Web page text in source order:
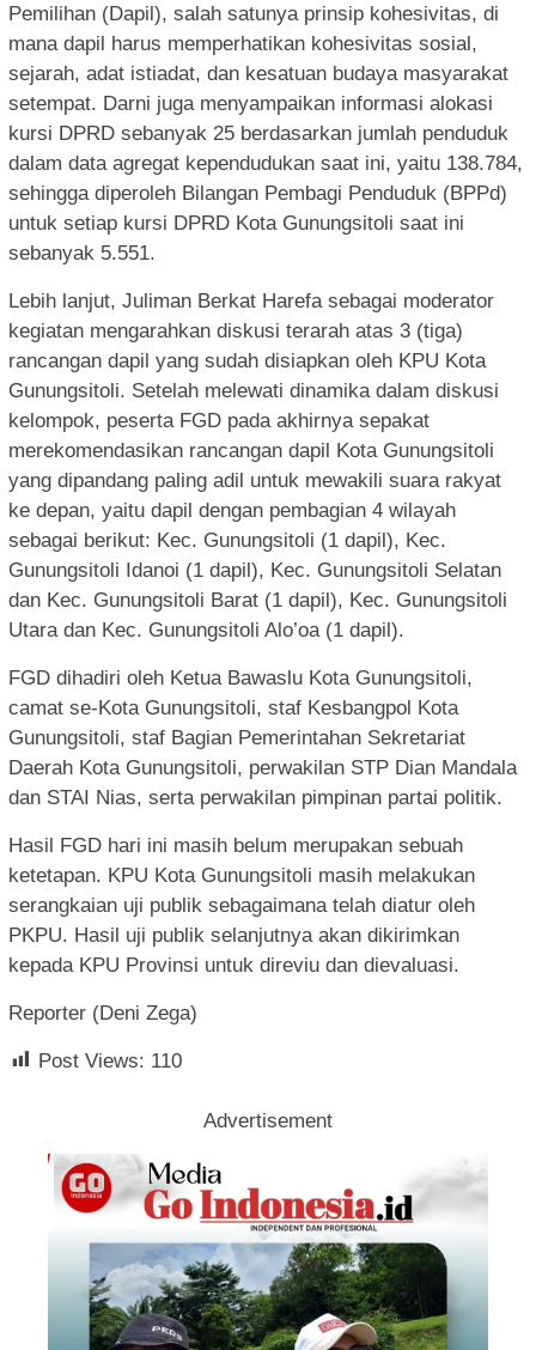
Pemilihan (Dapil), salah satunya prinsip kohesivitas, di
mana dapil harus memperhatikan kohesivitas sosial,
sejarah, adat istiadat, dan kesatuan budaya masyarakat
setempat. Darni juga menyampaikan informasi alokasi
kursi DPRD sebanyak 25 berdasarkan jumlah penduduk
dalam data agregat kependudukan saat ini, yaitu 138.784,
sehingga diperoleh Bilangan Pembagi Penduduk (BPPd)
untuk setiap kursi DPRD Kota Gunungsitoli saat ini
sebanyak 5.551.
Lebih lanjut, Juliman Berkat Harefa sebagai moderator
kegiatan mengarahkan diskusi terarah atas 3 (tiga)
rancangan dapil yang sudah disiapkan oleh KPU Kota
Gunungsitoli. Setelah melewati dinamika dalam diskusi
kelompok, peserta FGD pada akhirnya sepakat
merekomendasikan rancangan dapil Kota Gunungsitoli
yang dipandang paling adil untuk mewakili suara rakyat
ke depan, yaitu dapil dengan pembagian 4 wilayah
sebagai berikut: Kec. Gunungsitoli (1 dapil), Kec.
Gunungsitoli Idanoi (1 dapil), Kec. Gunungsitoli Selatan
dan Kec. Gunungsitoli Barat (1 dapil), Kec. Gunungsitoli
Utara dan Kec. Gunungsitoli Alo’oa (1 dapil).
FGD dihadiri oleh Ketua Bawaslu Kota Gunungsitoli,
camat se-Kota Gunungsitoli, staf Kesbangpol Kota
Gunungsitoli, staf Bagian Pemerintahan Sekretariat
Daerah Kota Gunungsitoli, perwakilan STP Dian Mandala
dan STAI Nias, serta perwakilan pimpinan partai politik.
Hasil FGD hari ini masih belum merupakan sebuah
ketetapan. KPU Kota Gunungsitoli masih melakukan
serangkaian uji publik sebagaimana telah diatur oleh
PKPU. Hasil uji publik selanjutnya akan dikirimkan
kepada KPU Provinsi untuk direviu dan dievaluasi.
Reporter (Deni Zega)
Post Views: 110
Advertisement